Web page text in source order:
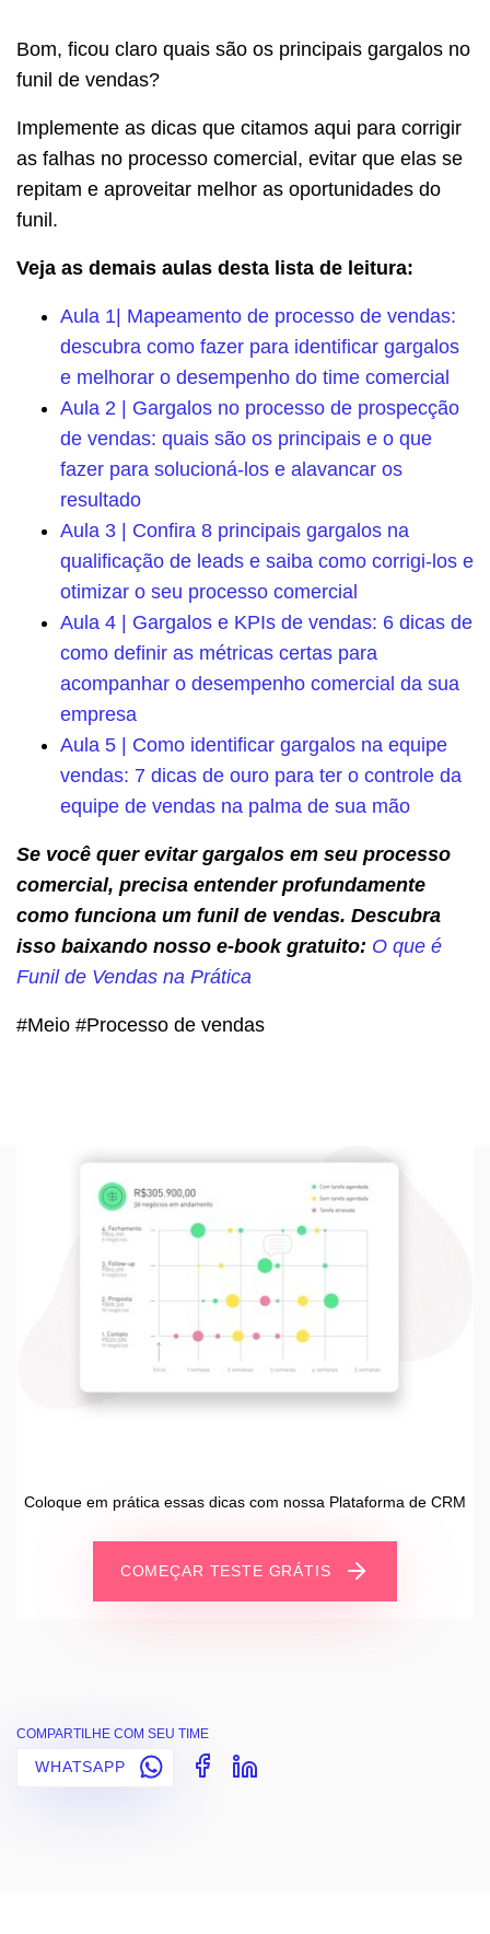
Bom, ficou claro quais são os principais gargalos no
funil de vendas?
Implemente as dicas que citamos aqui para corrigir
as falhas no processo comercial, evitar que elas se
repitam e aproveitar melhor as oportunidades do
funil.
Veja as demais aulas desta lista de leitura:
Aula 1| Mapeamento de processo de vendas:
descubra como fazer para identificar gargalos
e melhorar o desempenho do time comercial
Aula 2 | Gargalos no processo de prospecção
de vendas: quais são os principais e o que
fazer para solucioná-los e alavancar os
resultado
Aula 3 | Confira 8 principais gargalos na
qualificação de leads e saiba como corrigi-los e
otimizar o seu processo comercial
Aula 4 | Gargalos e KPIs de vendas: 6 dicas de
como definir as métricas certas para
acompanhar o desempenho comercial da sua
empresa
Aula 5 | Como identificar gargalos na equipe
vendas: 7 dicas de ouro para ter o controle da
equipe de vendas na palma de sua mão
Se você quer evitar gargalos em seu processo
comercial, precisa entender profundamente
como funciona um funil de vendas. Descubra
isso baixando nosso e-book gratuito: O que é
Funil de Vendas na Prática
#Meio #Processo de vendas
Coloque em prática essas dicas com nossa Plataforma de CRM
COMEÇAR TESTE GRÁTIS
COMPARTILHE COM SEU TIME
WHATSAPP